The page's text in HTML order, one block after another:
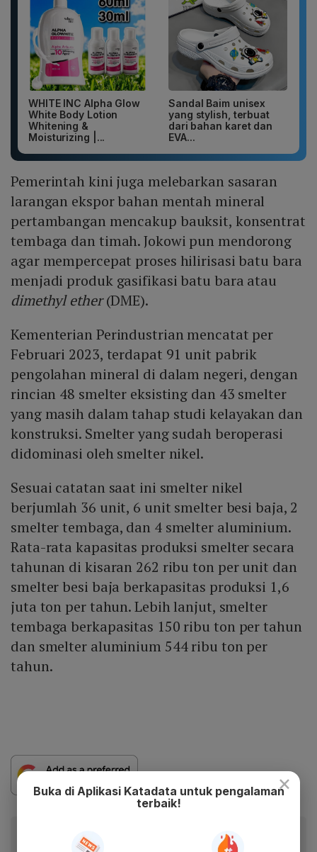
WHITE INC Alpha Glow
White Body Lotion
Whitening &
Moisturizing |...
Sandal Baim unisex
yang stylish, terbuat
dari bahan karet dan
EVA...
Pemerintah kini juga melebarkan sasaran
larangan ekspor bahan mentah mineral
pertambangan mencakup bauksit, konsentrat
tembaga dan timah. Jokowi pun mendorong
agar mempercepat proses hilirisasi batu bara
menjadi produk gasifikasi batu bara atau
dimethyl ether(DME).
Kementerian Perindustrian mencatat per
Februari 2023, terdapat 91 unit pabrik
pengolahan mineral di dalam negeri, dengan
rincian 48 smelter eksisting dan 43 smelter
yang masih dalam tahap studi kelayakan dan
konstruksi. Smelter yang sudah beroperasi
didominasi oleh smelter nikel.
Sesuai catatan saat ini smelter nikel
berjumlah 36 unit, 6 unit smelter besi baja, 2
smelter tembaga, dan 4 smelter aluminium.
Rata-rata kapasitas produksi smelter secara
tahunan di kisaran 262 ribu ton per unit dan
smelter besi baja berkapasitas produksi 1,6
juta ton per tahun. Lebih lanjut, smelter
tembaga berkapasitas 150 ribu ton per tahun
dan smelter aluminium 544 ribu ton per
tahun.
Berita Katadata.co.id di WhatsApp
×
Buka di Aplikasi Katadata untuk pengalaman
terbaik!